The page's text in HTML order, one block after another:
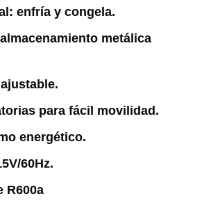
enfría y congela.
metálica
para fácil movilidad.
energético.
60Hz.
R600a